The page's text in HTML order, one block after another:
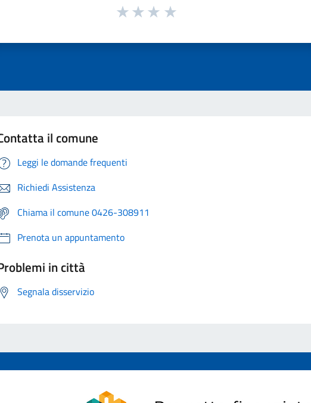
il comune
Leggi le domande frequenti
Richiedi Assistenza
Chiama il comune 0426-308911
Prenota un appuntamento
in città
Segnala disservizio